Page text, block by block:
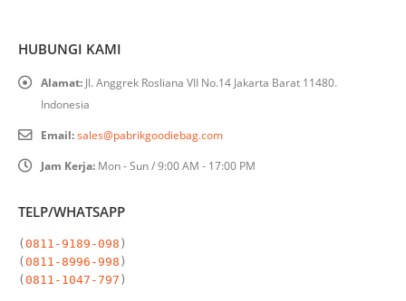
HUBUNGI KAMI
Alamat: Jl. Anggrek Rosliana VII No.14 Jakarta Barat 11480.
Indonesia
Email:sales@pabrikgoodiebag.com
Jam Kerja: Mon - Sun / 9:00 AM - 17:00 PM
TELP/WHATSAPP
(0811-9189-098 )
(0811-8996-998 )
(0811-1047-797 )